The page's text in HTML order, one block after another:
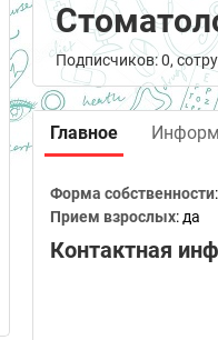
Подписчиков: 0,
Главное
Форма собственности
Прием взрослых: да
Контактная